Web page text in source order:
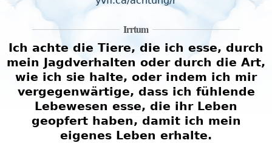
Irrtum
Ich achte die Tiere, die ich esse, durch
mein Jagdverhalten oder durch die Art,
wie ich sie halte, oder indem ich mir
vergegenwärtige, dass ich fühlende
Lebewesen esse, die ihr Leben
geopfert haben, damit ich mein
eigenes Leben erhalte.